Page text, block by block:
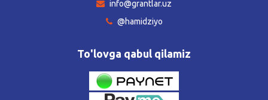
info@grantlar.uz
@hamidziyo
To'lovga qabul qilamiz